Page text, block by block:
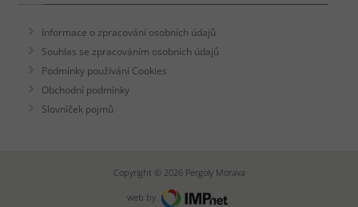
Informace o zpracování osobních údajů
Souhlas se zpracováním osobních údajů
Podmínky používání Cookies
Obchodní podmínky
Slovníček pojmů
Copyright © 2026 Pergoly Morava
web by